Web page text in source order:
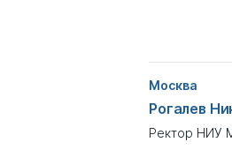
Москва
Рогалев
Ректор НИУ